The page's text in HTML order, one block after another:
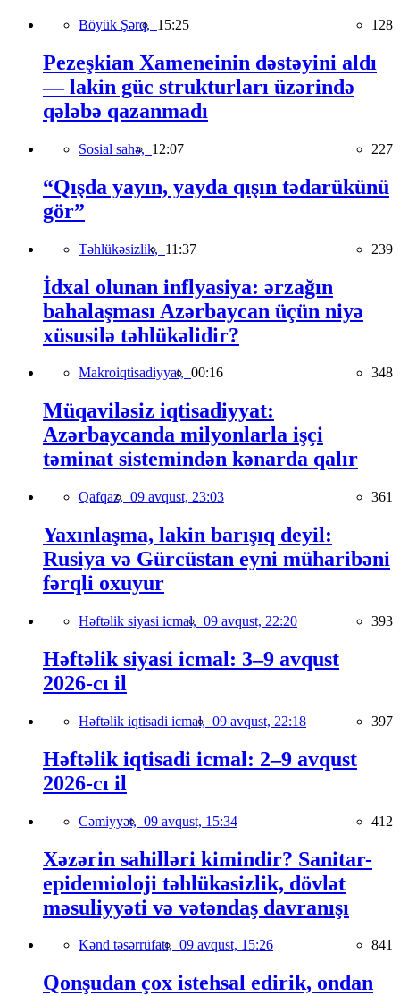
Böyük Şərq, 15:25 128
Pezeşkian Xameneinin dəstəyini aldı
— lakin güc strukturları üzərində
qələbə qazanmadı
Sosial sahə, 12:07 227
“Qışda yayın, yayda qışın tədarükünü
gör”
Təhlükəsizlik, 11:37 239
İdxal olunan inflyasiya: ərzağın
bahalaşması Azərbaycan üçün niyə
xüsusilə təhlükəlidir?
Makroiqtisadiyyat, 00:16 348
Müqaviləsiz iqtisadiyyat:
Azərbaycanda milyonlarla işçi
təminat sistemindən kənarda qalır
Qafqaz, 09 avqust, 23:03 361
Yaxınlaşma, lakin barışıq deyil:
Rusiya və Gürcüstan eyni müharibəni
fərqli oxuyur
Həftəlik siyasi icmal, 09 avqust, 22:20 393
Həftəlik siyasi icmal: 3–9 avqust
2026-cı il
Həftəlik iqtisadi icmal, 09 avqust, 22:18 397
Həftəlik iqtisadi icmal: 2–9 avqust
2026-cı il
Cəmiyyət, 09 avqust, 15:34 412
Xəzərin sahilləri kimindir? Sanitar-
epidemioloji təhlükəsizlik, dövlət
məsuliyyəti və vətəndaş davranışı
Kənd təsərrüfatı, 09 avqust, 15:26 841
Qonşudan çox istehsal edirik, ondan